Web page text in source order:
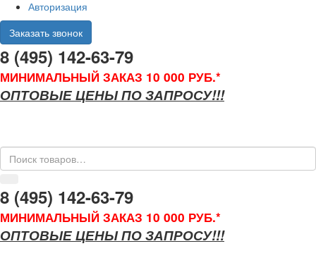
Авторизация
Заказать звонок
8 (495) 142-63-79
МИНИМАЛЬНЫЙ ЗАКАЗ 10 000 РУБ.*
ОПТОВЫЕ ЦЕНЫ ПО ЗАПРОСУ!!!
8 (495) 142-63-79
МИНИМАЛЬНЫЙ ЗАКАЗ 10 000 РУБ.*
ОПТОВЫЕ ЦЕНЫ ПО ЗАПРОСУ!!!